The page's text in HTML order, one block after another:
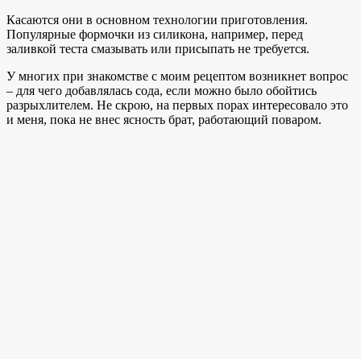
Касаются они в основном технологии приготовления.
Популярные формочки из силикона, например, перед
заливкой теста смазывать или присыпать не требуется.
У многих при знакомстве с моим рецептом возникнет вопрос
– для чего добавлялась сода, если можно было обойтись
разрыхлителем. Не скрою, на первых порах интересовало это
и меня, пока не внес ясность брат, работающий поваром.